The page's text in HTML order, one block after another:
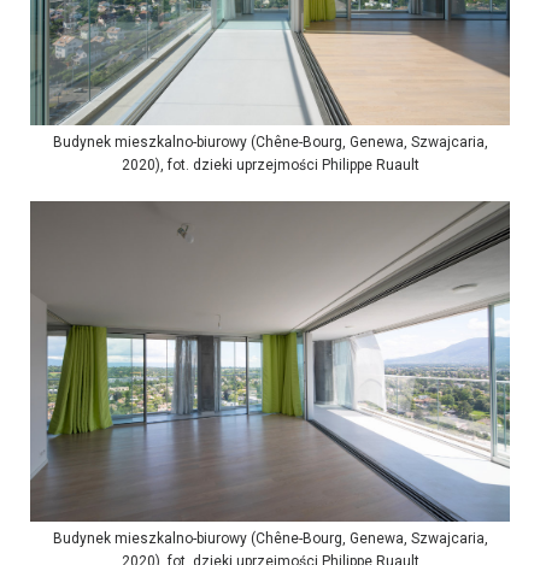
Budynek mieszkalno-biurowy (Chêne-Bourg, Genewa, Szwajcaria,
2020), fot. dzieki uprzejmości Philippe Ruault
Budynek mieszkalno-biurowy (Chêne-Bourg, Genewa, Szwajcaria,
2020), fot. dzieki uprzejmości Philippe Ruault